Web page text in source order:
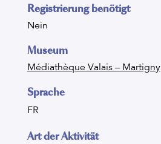
Registrierung benötigt
Nein
Museum
Médiathèque Valais – Martigny
Sprache
FR
Art der Aktivität